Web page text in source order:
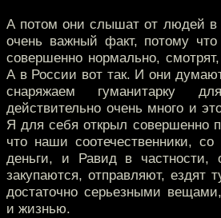
А потом они слышат от людей в
очень важный факт, потому
совершенно нормально,
А в России вот так. И они
снаряжаем гуманитарку
действительно очень много и
Я для себя открыл совершенно
что наши соотечественники,
деньги, и Равид в частности,
закупаются, отправляют, ездят
достаточно серьезными
и жизнью.